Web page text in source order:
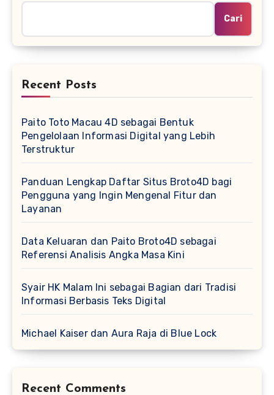
Cari
Recent Posts
Paito Toto Macau 4D sebagai Bentuk
Pengelolaan Informasi Digital yang Lebih
Terstruktur
Panduan Lengkap Daftar Situs Broto4D bagi
Pengguna yang Ingin Mengenal Fitur dan
Layanan
Data Keluaran dan Paito Broto4D sebagai
Referensi Analisis Angka Masa Kini
Syair HK Malam Ini sebagai Bagian dari Tradisi
Informasi Berbasis Teks Digital
Michael Kaiser dan Aura Raja di Blue Lock
Recent Comments